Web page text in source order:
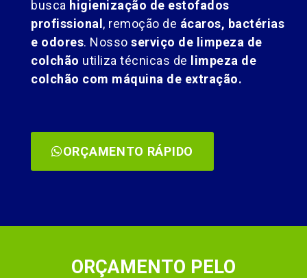
busca higienização de estofados
profissional, remoção de ácaros, bactérias
e odores. Nosso serviço de limpeza de
colchão utiliza técnicas de limpeza de
colchão com máquina de extração.
ORÇAMENTO RÁPIDO
ORÇAMENTO PELO